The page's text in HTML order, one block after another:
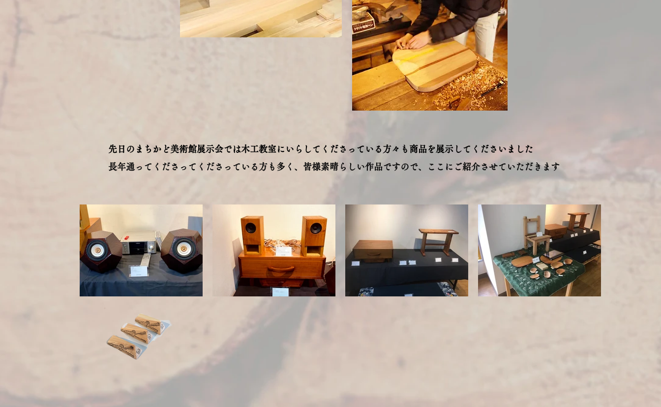
先日のまちかど美術館展示会では木工教室にいらしてくださっている方々も商品を展示してくださいました
長年通ってくださってくださっている方も多く、皆様素晴らしい作品ですので、ここにご紹介させていただきます